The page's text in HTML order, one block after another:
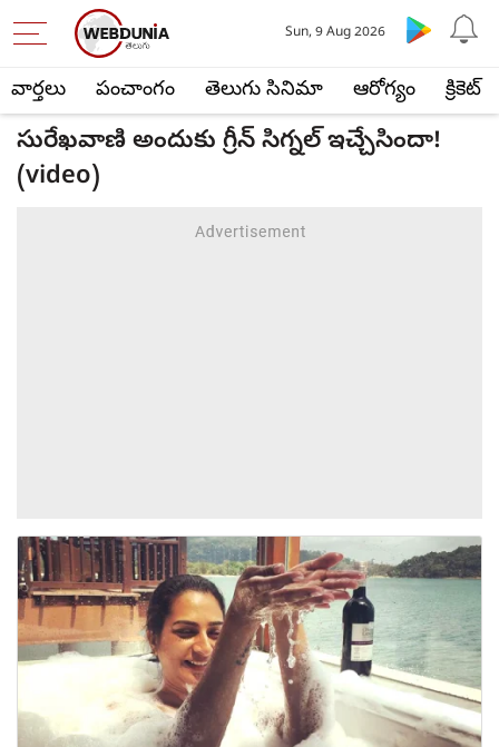
వార్తలు పంచాంగం తెలుగు సినిమా ఆరోగ్యం క్రికెట్
Sun, 9 Aug 2026
సురేఖ‌వాణి అందుకు గ్రీన్ సిగ్న‌ల్ ఇచ్చేసిందా!
(video)